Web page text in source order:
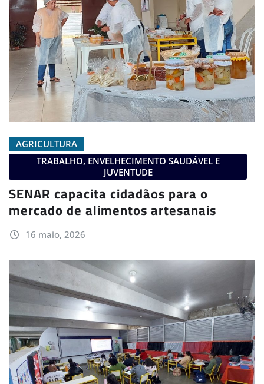
AGRICULTURA
TRABALHO, ENVELHECIMENTO SAUDÁVEL E
JUVENTUDE
SENAR capacita cidadãos para o
mercado de alimentos artesanais
16 maio, 2026